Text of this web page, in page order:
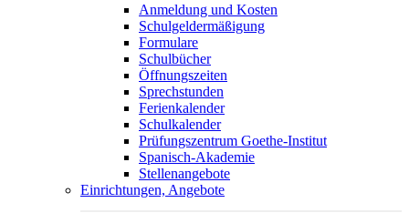
Anmeldung und Kosten
Schulgeldermäßigung
Formulare
Schulbücher
Öffnungszeiten
Sprechstunden
Ferienkalender
Schulkalender
Prüfungszentrum Goethe-Institut
Spanisch-Akademie
Stellenangebote
Einrichtungen, Angebote